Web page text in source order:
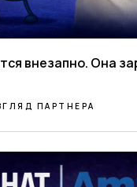
внезапно. Она
ПАРТНЕРА